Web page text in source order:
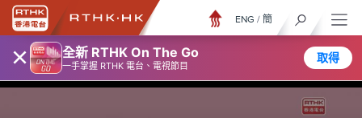
× 全新 RTHK On The Go
一手掌握 RTHK 電台、電視節目
取得
ENG / 簡